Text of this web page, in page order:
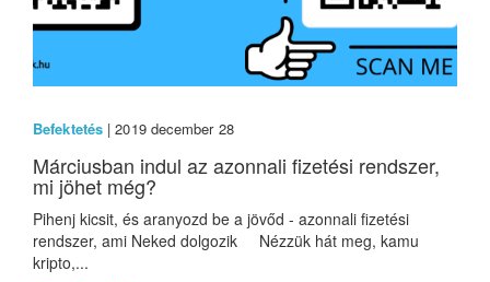
Befektetés | 2019 december 28
Márciusban indul az azonnali fizetési rendszer,
mi jöhet még?
Pihenj kicsit, és aranyozd be a jövőd - azonnali fizetési
rendszer, ami Neked dolgozik Nézzük hát meg, kamu
kripto,...